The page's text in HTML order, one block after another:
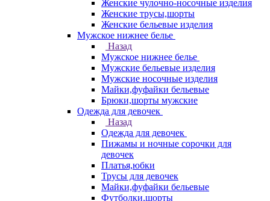
Женские чулочно-носочные изделия
Женские трусы,шорты
Женские бельевые изделия
Мужское нижнее белье
Назад
Мужское нижнее белье
Мужские бельевые изделия
Мужские носочные изделия
Майки,фуфайки бельевые
Брюки,шорты мужские
Одежда для девочек
Назад
Одежда для девочек
Пижамы и ночные сорочки для
девочек
Платья,юбки
Трусы для девочек
Майки,фуфайки бельевые
Футболки,шорты